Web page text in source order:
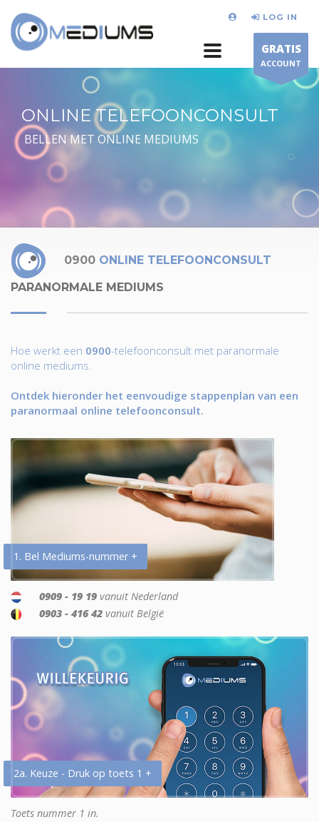
LOG IN
GRATIS
ACCOUNT
ONLINE TELEFOONCONSULT
BELLEN MET ONLINE MEDIUMS
0900 ONLINE TELEFOONCONSULT
PARANORMALE MEDIUMS
Hoe werkt een 0900-telefoonconsult met paranormale
online mediums.
Ontdek hieronder het eenvoudige stappenplan van een
paranormaal online telefoonconsult.
1. Bel Mediums-nummer +
0909 - 19 19 vanuit Nederland
0903 - 416 42 vanuit België
2a. Keuze - Druk op toets 1 +
Toets nummer 1 in.